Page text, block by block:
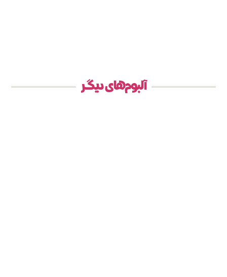
آلبوم‌های دیگر